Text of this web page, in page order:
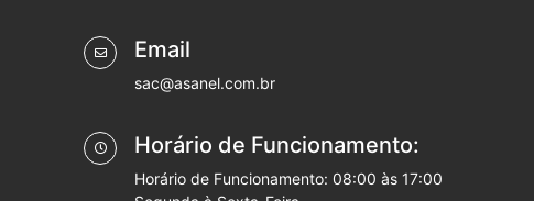
Email
sac@asanel.com.br
Horário de Funcionamento:
Horário de Funcionamento: 08:00 às 17:00